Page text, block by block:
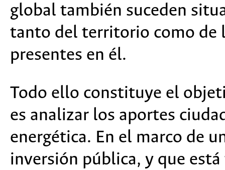
global también suceden
tanto del territorio como de
presentes en él.
Todo ello constituye el
es analizar los aportes
energética. En el marco de
inversión pública, y que